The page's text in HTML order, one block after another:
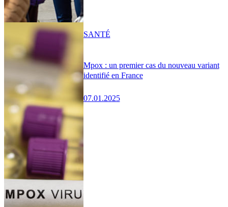
Mpox : un premier cas du nouveau variant
identifié en France
07.01.2025
SANTÉ